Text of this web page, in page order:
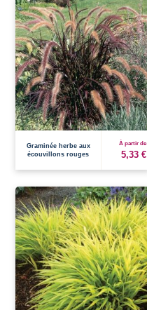
Graminée herbe aux
écouvillons rouges
À partir de
5,33 €